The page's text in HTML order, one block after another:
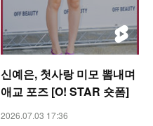
신예은, 첫사랑 미모 뽐내며
애교 포즈 [O! STAR 숏폼]
2026.07.03 17:36